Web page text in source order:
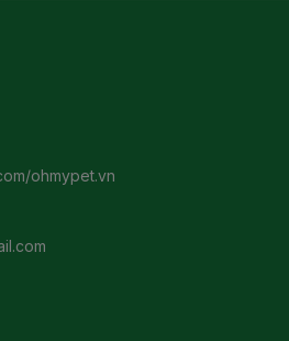
ohmypet.vn